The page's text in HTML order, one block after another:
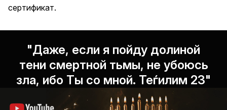
сертификат.
"Даже, если я пойду долиной
тени смертной тьмы, не убоюсь
зла, ибо Ты со мной. Теѓилим 23"